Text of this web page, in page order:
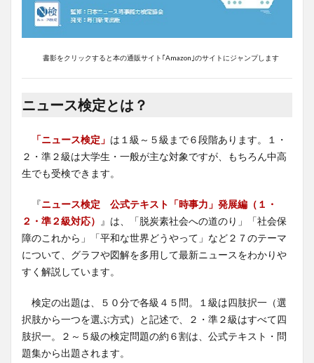
書影をクリックすると本の通販サイト｢Amazon｣のサイトにジャンプします
ニュース検定とは？
「ニュース検定」 は１級～５級まで６段階あります。１・
２・準２級は大学生・一般が主な対象ですが、もちろん中高
生でも受検できます。
『ニュース検定 公式テキスト「時事力」発展編（１・
２・準２級対応）
』は、「脱炭素社会への道のり」「社会保
障のこれから」「平和な世界どうやって」など２７のテーマ
について、グラフや図解を多用して最新ニュースをわかりや
すく解説しています。
検定の出題は、５０分で各級４５問。１級は四肢択一（選
択肢から一つを選ぶ方式）と記述で、２・準２級はすべて四
肢択一。２～５級の検定問題の約６割は、公式テキスト・問
題集から出題されます。